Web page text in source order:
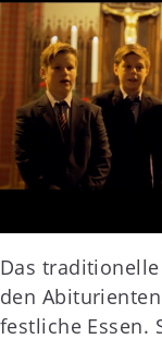
Das
den
festliche Essen.